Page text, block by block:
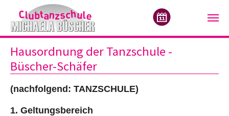
Zum Hauptinhalt springen
Hausordnung der Tanzschule -
Büscher-Schäfer
(nachfolgend: TANZSCHULE)
1. Geltungsbereich